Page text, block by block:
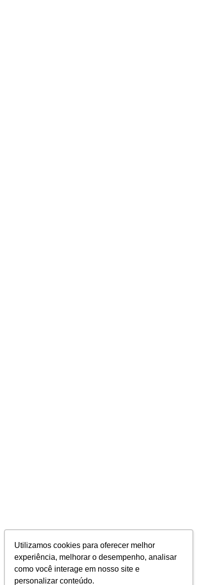
Utilizamos cookies para oferecer melhor
experiência, melhorar o desempenho, analisar
como você interage em nosso site e
personalizar conteúdo.